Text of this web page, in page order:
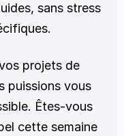
sans stress
projets de
puissions vous
Êtes-vous
cette semaine